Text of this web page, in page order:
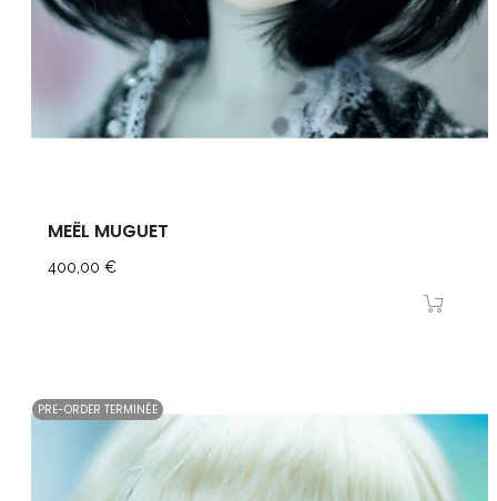
MEËL MUGUET
Prix
400,00 €
PRE-ORDER TERMINÉE